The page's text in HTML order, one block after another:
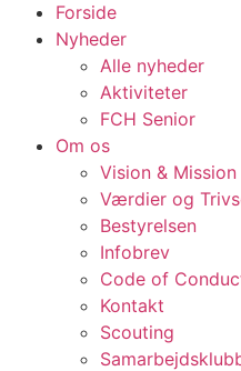
Forside
Nyheder
Alle nyheder
Aktiviteter
FCH Senior
Om os
Vision & Mission
Værdier og
Bestyrelsen
Infobrev
Code of
Kontakt
Scouting